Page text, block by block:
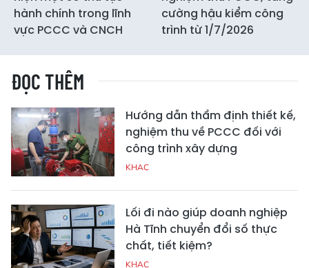
hành chính trong lĩnh
vực PCCC và CNCH
cường hậu kiểm công
trình từ 1/7/2026
ĐỌC THÊM
Hướng dẫn thẩm định thiết kế,
nghiệm thu về PCCC đối với
công trình xây dựng
KHAC
Lối đi nào giúp doanh nghiệp
Hà Tĩnh chuyển đổi số thực
chất, tiết kiệm?
KHAC